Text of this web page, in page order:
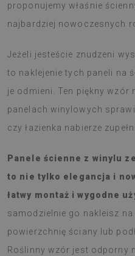
proponujemy właśnie
najbardziej nowoczesnych
Jeżeli jesteście znudzeni
to naklejenie tych paneli na
je odmieni. Ten piękny wzór
panelach winylowych
czy łazienka nabierze
Panele ścienne z winylu
to nie tylko elegancja i
łatwy montaż i wygodne
samodzielnie go nakleisz
powierzchnię ściany lub
Roślinny wzór jest odporny